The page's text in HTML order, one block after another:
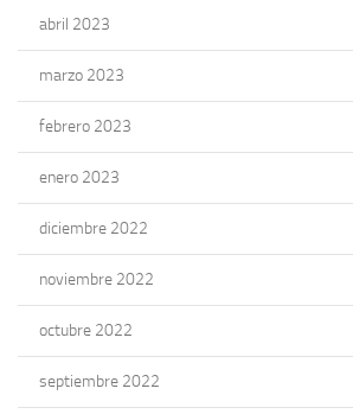
abril 2023
marzo 2023
febrero 2023
enero 2023
diciembre 2022
noviembre 2022
octubre 2022
septiembre 2022